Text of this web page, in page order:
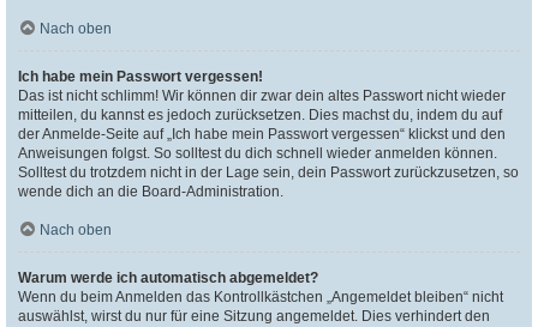
Nach oben
Ich habe mein Passwort vergessen!
Das ist nicht schlimm! Wir können dir zwar dein altes Passwort nicht wieder
mitteilen, du kannst es jedoch zurücksetzen. Dies machst du, indem du auf
der Anmelde-Seite auf „Ich habe mein Passwort vergessen“ klickst und den
Anweisungen folgst. So solltest du dich schnell wieder anmelden können.
Solltest du trotzdem nicht in der Lage sein, dein Passwort zurückzusetzen, so
wende dich an die Board-Administration.
Nach oben
Warum werde ich automatisch abgemeldet?
Wenn du beim Anmelden das Kontrollkästchen „Angemeldet bleiben“ nicht
auswählst, wirst du nur für eine Sitzung angemeldet. Dies verhindert den